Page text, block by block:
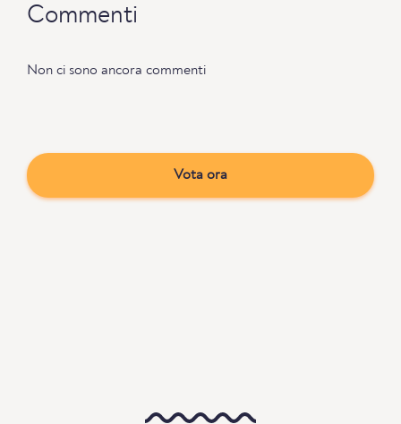
Commenti
Non ci sono ancora commenti
Vota ora